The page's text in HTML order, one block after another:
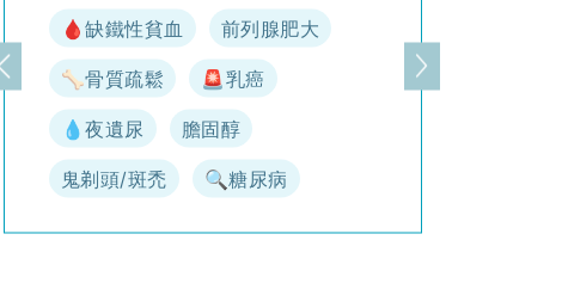
上一頁
🩸缺鐵性貧血 前列腺肥大
🦴骨質疏鬆 🚨乳癌
💧夜遺尿 膽固醇
鬼剃頭/斑禿 🔍糖尿病
下一頁